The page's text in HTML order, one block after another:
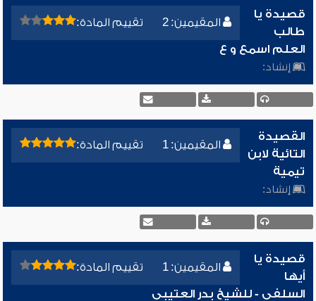
المقيمين: 2 تقييم المادة:
قصيدة يا
طالب
العلم اسمع و ع
إنشاد:
المقيمين: 1 تقييم المادة:
القصيدة
التائية لابن
تيمية
إنشاد:
المقيمين: 1 تقييم المادة:
قصيدة يا
أيها
السلفي - للشيخ بدر العتيبي